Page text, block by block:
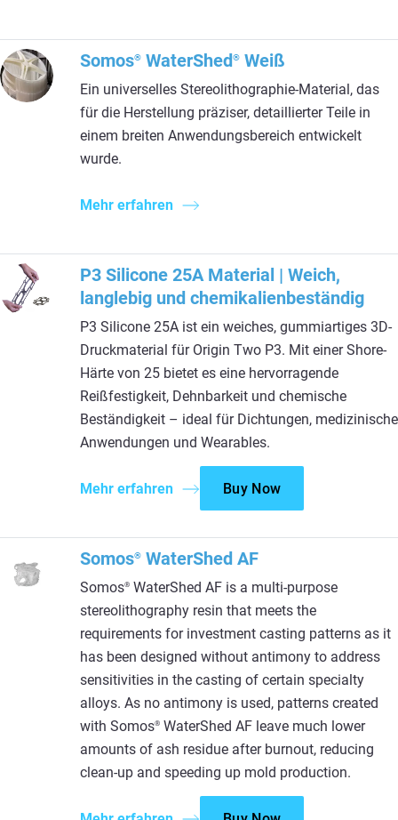
Somos® WaterShed® Weiß
Ein universelles Stereolithographie-Material, das
für die Herstellung präziser, detaillierter Teile in
einem breiten Anwendungsbereich entwickelt
wurde.
Mehr erfahren
P3 Silicone 25A Material | Weich,
langlebig und chemikalienbeständig
P3 Silicone 25A ist ein weiches, gummiartiges 3D-
Druckmaterial für Origin Two P3. Mit einer Shore-
Härte von 25 bietet es eine hervorragende
Reißfestigkeit, Dehnbarkeit und chemische
Beständigkeit – ideal für Dichtungen, medizinische
Anwendungen und Wearables.
Mehr erfahren Buy Now
Somos® WaterShed AF
Somos® WaterShed AF is a multi-purpose
stereolithography resin that meets the
requirements for investment casting patterns as it
has been designed without antimony to address
sensitivities in the casting of certain specialty
alloys. As no antimony is used, patterns created
with Somos® WaterShed AF leave much lower
amounts of ash residue after burnout, reducing
clean-up and speeding up mold production.